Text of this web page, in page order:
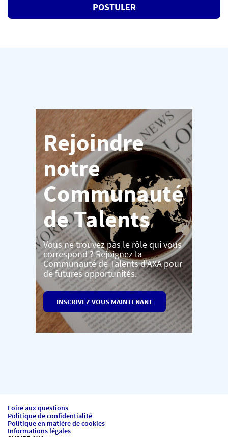
POSTULER
Rejoindre
notre
Communauté
de Talents
Vous ne trouvez pas le rôle qui vous
correspond ? Rejoignez la
Communauté de Talents d'AXA pour
de futures opportunités.
INSCRIVEZ VOUS MAINTENANT
Foire aux questions
Politique de confidentialité
Politique en matière de cookies
Informations légales